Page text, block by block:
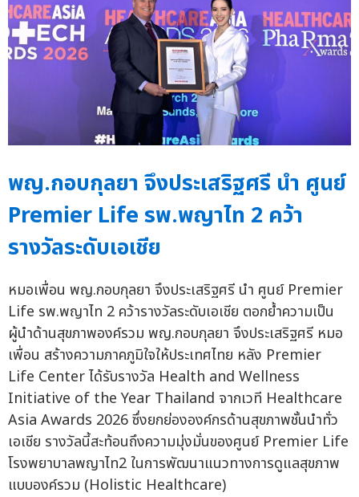
พญ.กอบกุลยา จึงประเสริฐศรี นำ ศูนย์
Premier Life รพ.พญาไท 2 คว้า
รางวัลระดับเอเชีย
หมอเพื่อน พญ.กอบกุลยา จึงประเสริฐศรี นำ ศูนย์ Premier
Life รพ.พญาไท 2 คว้ารางวัลระดับเอเชีย ตอกย้ำความเป็น
ผู้นำด้านสุขภาพองค์รวม พญ.กอบกุลยา จึงประเสริฐศรี หมอ
เพื่อน สร้างความภาคภูมิใจให้ประเทศไทย หลัง Premier
Life Center ได้รับรางวัล Health and Wellness
Initiative of the Year Thailand จากเวที Healthcare
Asia Awards 2026 ซึ่งยกย่ององค์กรด้านสุขภาพชั้นนำทั่ว
เอเชีย รางวัลนี้สะท้อนถึงความมุ่งมั่นของศูนย์ Premier Life
โรงพยาบาลพญาไท2 ในการพัฒนาแนวทางการดูแลสุขภาพ
แบบองค์รวม (Holistic Healthcare)